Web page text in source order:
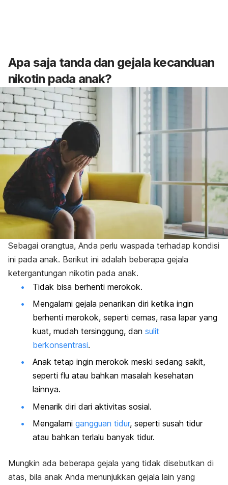
Apa saja tanda dan gejala kecanduan
nikotin pada anak?
Sebagai orangtua, Anda perlu waspada terhadap kondisi
ini pada anak. Berikut ini adalah beberapa gejala
ketergantungan nikotin pada anak.
Tidak bisa berhenti merokok.
Mengalami gejala penarikan diri ketika ingin
berhenti merokok, seperti cemas, rasa lapar yang
kuat, mudah tersinggung, dan sulit
berkonsentrasi.
Anak tetap ingin merokok meski sedang sakit,
seperti flu atau bahkan masalah kesehatan
lainnya.
Menarik diri dari aktivitas sosial.
Mengalami gangguan tidur, seperti susah tidur
atau bahkan terlalu banyak tidur.
Mungkin ada beberapa gejala yang tidak disebutkan di
atas, bila anak Anda menunjukkan gejala lain yang